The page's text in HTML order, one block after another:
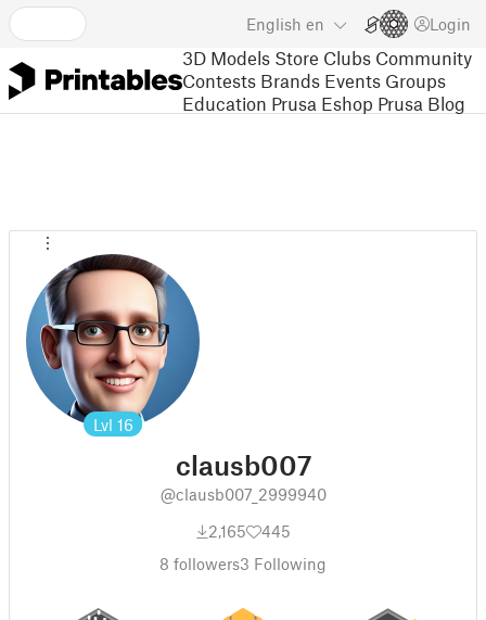
English en Login
3D Models Store Clubs Community
Contests Brands Events Groups
Education Prusa Eshop Prusa Blog
Lvl 16
clausb007
@clausb007_2999940
2,165
445
8 followers3 Following